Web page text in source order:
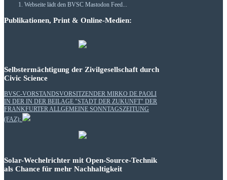
Webseite lädt den BVSC Mastodon Feed...
Publikationen, Print & Online-Medien:
Selbstermächtigung der Zivilgesellschaft durch
Civic Science
BVSC-VORSTANDSVORSITZENDER MIRKO DE PAOLI
IN DER IN DER BEILAGE "STADT DER ZUKUNFT" DER
FRANKFURTER ALLGEMEINE SONNTAGSZEITUNG
(FAZ):
Solar-Wechelrichter mit Open-Source-Technik
als Chance für mehr Nachhaltigkeit